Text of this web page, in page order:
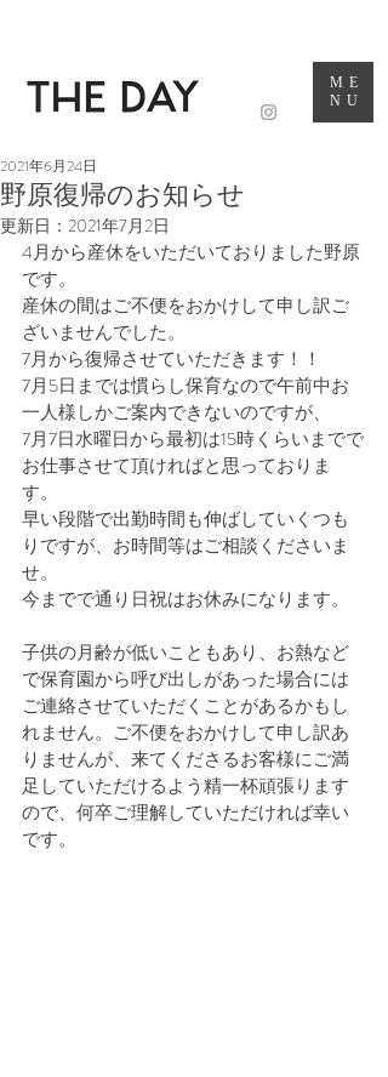
ME
NU
野原復帰のお知らせ
2021年6月24日
更新日： 2021年7月2日
4月から産休をいただいておりました野原
です。
産休の間はご不便をおかけして申し訳ご
ざいませんでした。
7月から復帰させていただきます！！
7月5日までは慣らし保育なので午前中お
一人様しかご案内できないのですが、
7月7日水曜日から最初は15時くらいまでで
お仕事させて頂ければと思っておりま
す。
早い段階で出勤時間も伸ばしていくつも
りですが、お時間等はご相談くださいま
せ。
今までで通り日祝はお休みになります。
子供の月齢が低いこともあり、お熱など
で保育園から呼び出しがあった場合には
ご連絡させていただくことがあるかもし
れません。ご不便をおかけして申し訳あ
りませんが、来てくださるお客様にご満
足していただけるよう精一杯頑張ります
ので、何卒ご理解していただければ幸い
です。